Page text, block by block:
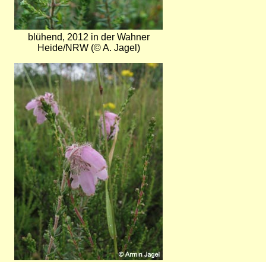
blühend, 2012 in der Wahner
Heide/NRW (© A. Jagel)
Bild